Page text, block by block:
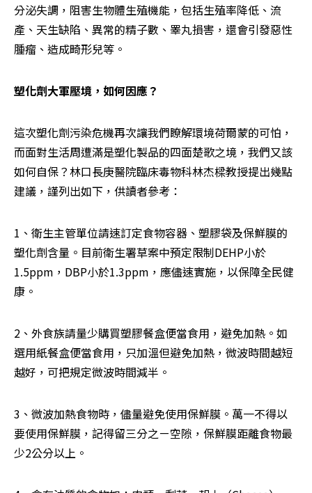
分泌失調，阻害生物體生殖機能，包括生殖率降低、流
產、天生缺陷、異常的精子數、睪丸損害，還會引發惡性
腫瘤、造成畸形兒等。
塑化劑大軍壓境，如何因應？
這次塑化劑污染危機再次讓我們瞭解環境荷爾蒙的可怕，
而面對生活周遭滿是塑化製品的四面楚歌之境，我們又該
如何自保？林口長庚醫院臨床毒物科林杰樑教授提出幾點
建議，謹列出如下，供讀者參考：
1、衛生主管單位請速訂定食物容器、塑膠袋及保鮮膜的
塑化劑含量。目前衛生署草案中預定限制DEHP小於
1.5ppm，DBP小於1.3ppm，應儘速實施，以保障全民健
康。
2、外食族請量少購買塑膠餐盒便當食用，避免加熱。如
選用紙餐盒便當食用，只加溫但避免加熱，微波時間越短
越好，可把規定微波時間減半。
3、微波加熱食物時，儘量避免使用保鮮膜。萬一不得以
要使用保鮮膜，記得留三分之ㄧ空隙，保鮮膜距離食物最
少2公分以上。